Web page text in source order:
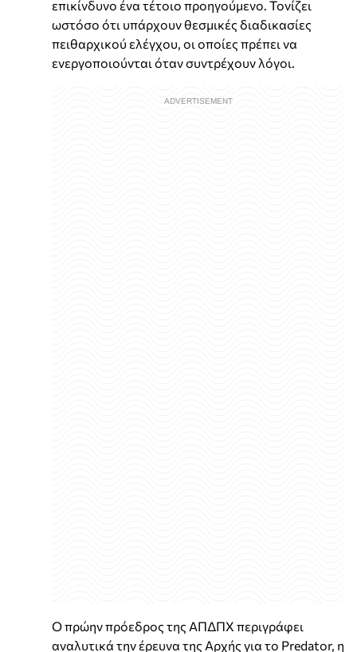
επικίνδυνο ένα τέτοιο προηγούμενο. Τονίζει
ωστόσο ότι υπάρχουν θεσμικές διαδικασίες
πειθαρχικού ελέγχου, οι οποίες πρέπει να
ενεργοποιούνται όταν συντρέχουν λόγοι.
Ο πρώην πρόεδρος της ΑΠΔΠΧ περιγράφει
αναλυτικά την έρευνα της Αρχής για το Predator, η